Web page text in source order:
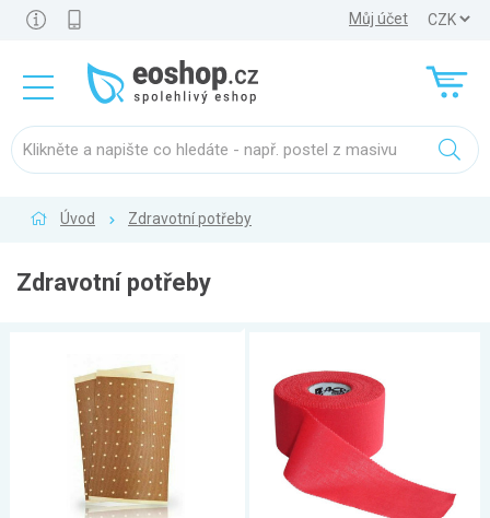
Můj účet
Úvod Zdravotní potřeby
Zdravotní potřeby